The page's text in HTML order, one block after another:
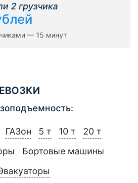
2 грузчика
— 15 минут
ГАЗон 5 т 10 т
20 т
Бортовые машины